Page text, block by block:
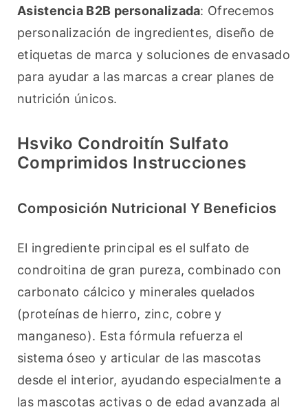
Asistencia B2B personalizada: Ofrecemos
personalización de ingredientes, diseño de
etiquetas de marca y soluciones de envasado
para ayudar a las marcas a crear planes de
nutrición únicos.
Hsviko Condroitín Sulfato
Comprimidos Instrucciones
Composición Nutricional Y Beneficios
El ingrediente principal es el sulfato de
condroitina de gran pureza, combinado con
carbonato cálcico y minerales quelados
(proteínas de hierro, zinc, cobre y
manganeso). Esta fórmula refuerza el
sistema óseo y articular de las mascotas
desde el interior, ayudando especialmente a
las mascotas activas o de edad avanzada al